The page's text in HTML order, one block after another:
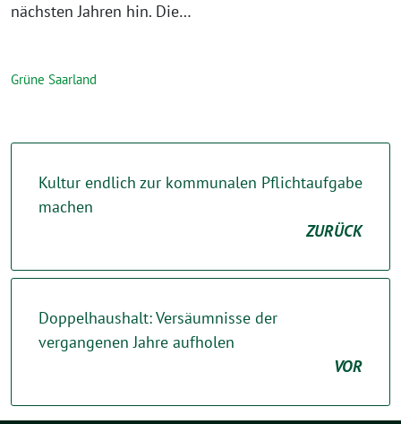
nächsten Jahren hin. Die…
Grüne Saarland
Kultur endlich zur kommunalen Pflichtaufgabe
machen
ZURÜCK
Doppelhaushalt: Versäumnisse der
vergangenen Jahre aufholen
VOR